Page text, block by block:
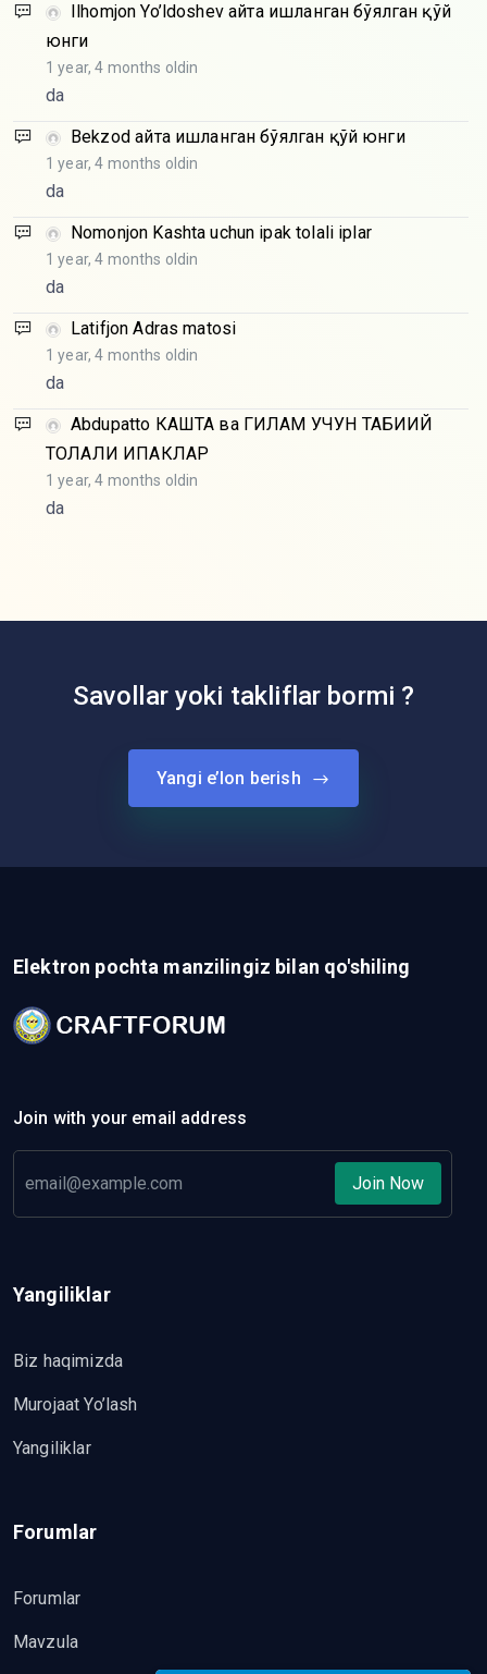
Ilhomjon Yo’ldoshev Қайта ишланган бўялган қўй
юнги
1 year, 4 months oldin
da
Bekzod Қайта ишланган бўялган қўй юнги
1 year, 4 months oldin
da
Nomonjon Kashta uchun ipak tolali iplar
1 year, 4 months oldin
da
Latifjon Adras matosi
1 year, 4 months oldin
da
Abdupatto КАШТА ва ГИЛАМ УЧУН ТАБИИЙ
ТОЛАЛИ ИПАКЛАР
1 year, 4 months oldin
da
Savollar yoki takliflar bormi ?
Yangi e’lon berish
Elektron pochta manzilingiz bilan qo'shiling
Join with your email address
Join Now
Yangiliklar
Biz haqimizda
Murojaat Yo’lash
Yangiliklar
Forumlar
Forumlar
Mavzula